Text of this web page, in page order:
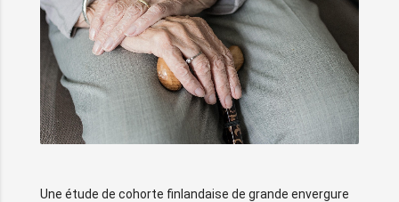
Une étude de cohorte finlandaise de grande envergure